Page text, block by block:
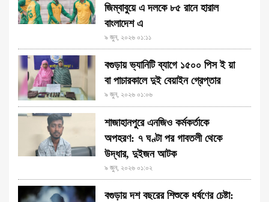
জিম্বাবুয়ে এ দলকে ৮৫ রানে হারাল
বাংলাদেশ এ
৯ জুন, ২০২৬ ০১:১১
বগুড়ায় ভ্যানিটি ব্যাগে ১৫০০ পিস ই য়া
বা পাচারকালে দুই বেয়াইন গ্রেপ্তার
৯ জুন, ২০২৬ ০১:০৬
শাজাহানপুরে এনজিও কর্মকর্তাকে
অপহরণ: ৭ ঘণ্টা পর গাবতলী থেকে
উদ্ধার, দুইজন আটক
৯ জুন, ২০২৬ ০১:০২
বগুড়ায় দশ বছরের শিশুকে ধর্ষণের চেষ্টা: